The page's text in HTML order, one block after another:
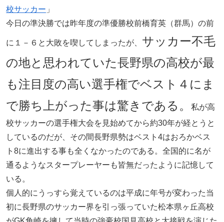
校サッカー 」
今日の準決勝では昨年度の準優勝校前橋育英（群馬）の前
に１－６と大敗を喫してしまったが、 サッカー不毛
の地と思われていた長野県の高校が最
も注目度の高い選手権でベスト４にま
で勝ち上がった事は驚きである。
私が高
校サッカーの選手権大会を見始めてから約30年が経とうと
しているのだが、その間長野県勢はベスト4はおろかベス
ト8に進出する事も全くなかったのである。全国的に名が
通るようなスタープレーヤーも皆無だったように記憶して
いる。
個人的にうっすら覚えているのは平成に年号が変わった当
初に長野県のサッカー界を引っ張っていた松本県ヶ丘高校